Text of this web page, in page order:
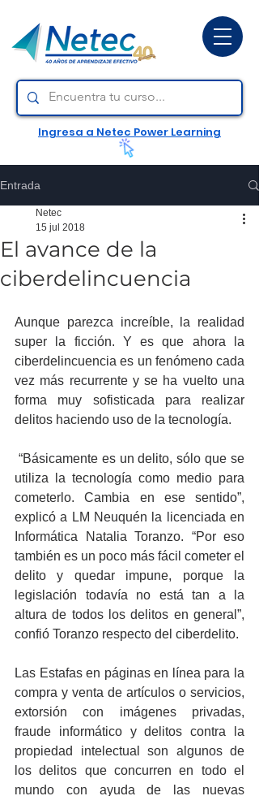
Ingresa a Netec Power Learning
Entrada
El avance de la
ciberdelincuencia
Netec
15 jul 2018
Aunque parezca increíble, la realidad
super la ficción. Y es que ahora la
ciberdelincuencia es un fenómeno cada
vez más recurrente y se ha vuelto una
forma muy sofisticada para realizar
delitos haciendo uso de la tecnología.
utiliza la tecnología como medio para
cometerlo. Cambia en ese sentido”,
explicó a LM Neuquén la licenciada en
Informática Natalia Toranzo. “Por eso
también es un poco más fácil cometer el
delito y quedar impune, porque la
legislación todavía no está tan a la
altura de todos los delitos en general”,
confió Toranzo respecto del ciberdelito.
Las Estafas en páginas en línea para la
compra y venta de artículos o servicios,
extorsión con imágenes privadas,
fraude informático y delitos contra la
propiedad intelectual son algunos de
los delitos que concurren en todo el
mundo con ayuda de las nuevas